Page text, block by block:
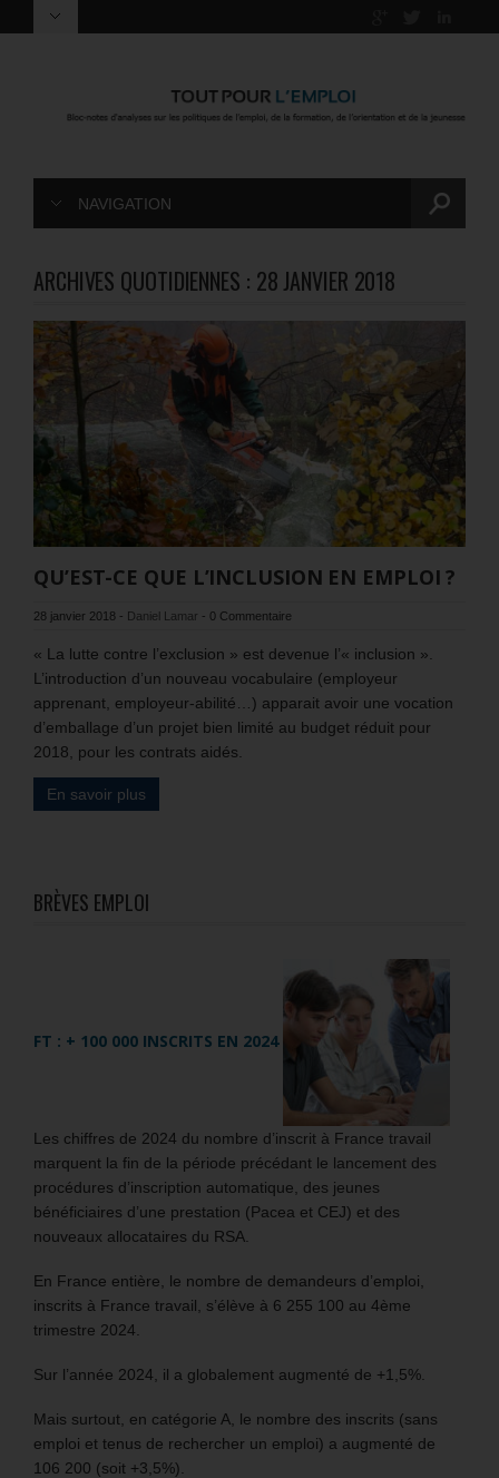
NAVIGATION
ARCHIVES QUOTIDIENNES : 28 JANVIER 2018
QU’EST-CE QUE L’INCLUSION EN EMPLOI ?
28 janvier 2018 - Daniel Lamar - 0 Commentaire
« La lutte contre l’exclusion » est devenue l’« inclusion ».
L’introduction d’un nouveau vocabulaire (employeur
apprenant, employeur-abilité…) apparait avoir une vocation
d’emballage d’un projet bien limité au budget réduit pour
2018, pour les contrats aidés.
En savoir plus
BRÈVES EMPLOI
FT : + 100 000 INSCRITS EN 2024
Les chiffres de 2024 du nombre d’inscrit à France travail
marquent la fin de la période précédant le lancement des
procédures d’inscription automatique, des jeunes
bénéficiaires d’une prestation (Pacea et CEJ) et des
nouveaux allocataires du RSA.
En France entière, le nombre de demandeurs d’emploi,
inscrits à France travail, s’élève à 6 255 100 au 4ème
trimestre 2024.
Sur l’année 2024, il a globalement augmenté de +1,5%.
Mais surtout, en catégorie A, le nombre des inscrits (sans
emploi et tenus de rechercher un emploi) a augmenté de
106 200 (soit +3,5%).